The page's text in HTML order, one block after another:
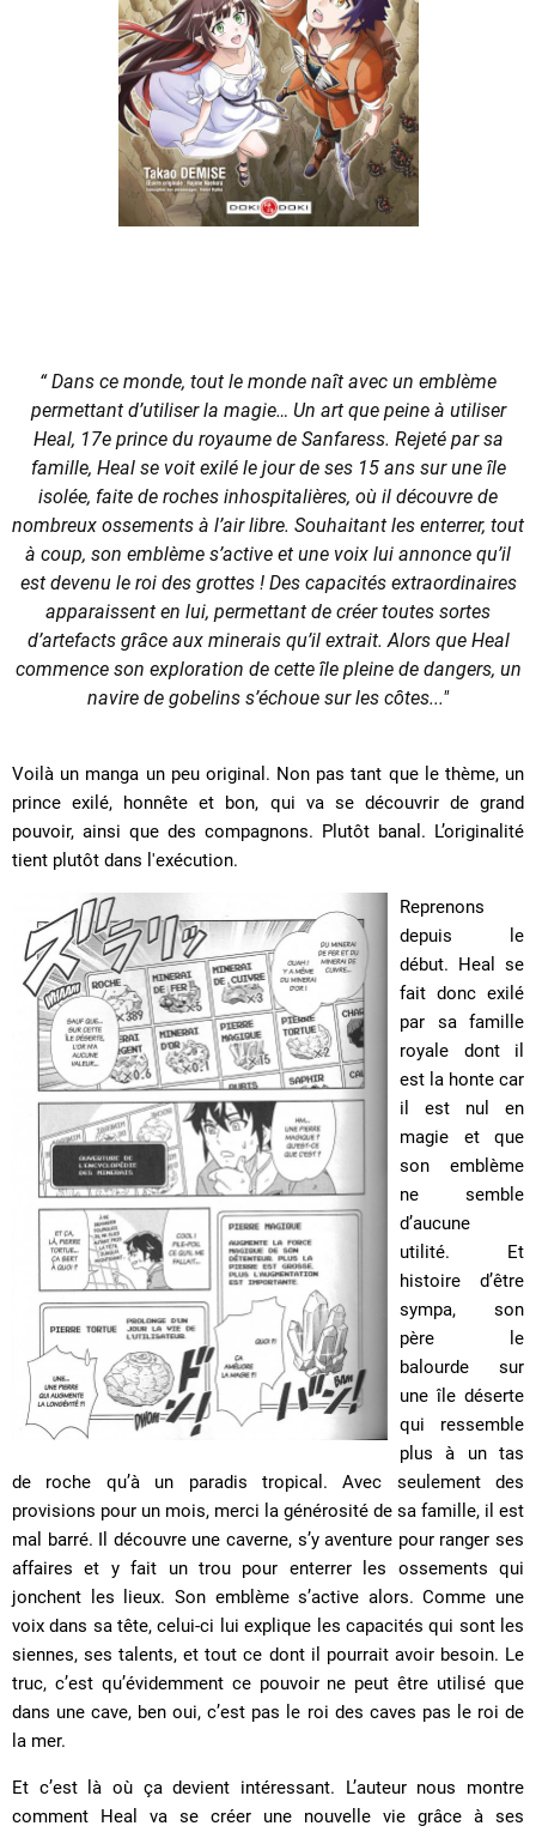
“Dans ce monde, tout le monde naît avec un emblème
permettant d’utiliser la magie… Un art que peine à utiliser
Heal, 17e prince du royaume de Sanfaress. Rejeté par sa
famille, Heal se voit exilé le jour de ses 15 ans sur une île
isolée, faite de roches inhospitalières, où il découvre de
nombreux ossements à l’air libre. Souhaitant les enterrer, tout
à coup, son emblème s’active et une voix lui annonce qu’il
est devenu le roi des grottes ! Des capacités extraordinaires
apparaissent en lui, permettant de créer toutes sortes
d’artefacts grâce aux minerais qu’il extrait. Alors que Heal
commence son exploration de cette île pleine de dangers, un
navire de gobelins s’échoue sur les côtes..."
Voilà un manga un peu original. Non pas tant que le thème, un
prince exilé, honnête et bon, qui va se découvrir de grand
pouvoir, ainsi que des compagnons. Plutôt banal. L’originalité
tient plutôt dans l'exécution.
Reprenons
depuis le
début. Heal se
fait donc exilé
par sa famille
royale dont il
est la honte car
il est nul en
magie et que
son emblème
ne semble
d’aucune
utilité. Et
histoire d’être
sympa, son
père le
balourde sur
une île déserte
qui ressemble
plus à un tas
de roche qu’à un paradis tropical. Avec seulement des
provisions pour un mois, merci la générosité de sa famille, il est
mal barré. Il découvre une caverne, s’y aventure pour ranger ses
affaires et y fait un trou pour enterrer les ossements qui
jonchent les lieux. Son emblème s’active alors. Comme une
voix dans sa tête, celui-ci lui explique les capacités qui sont les
siennes, ses talents, et tout ce dont il pourrait avoir besoin. Le
truc, c’est qu’évidemment ce pouvoir ne peut être utilisé que
dans une cave, ben oui, c’est pas le roi des caves pas le roi de
la mer.
Et c’est là où ça devient intéressant. L’auteur nous montre
comment Heal va se créer une nouvelle vie grâce à ses